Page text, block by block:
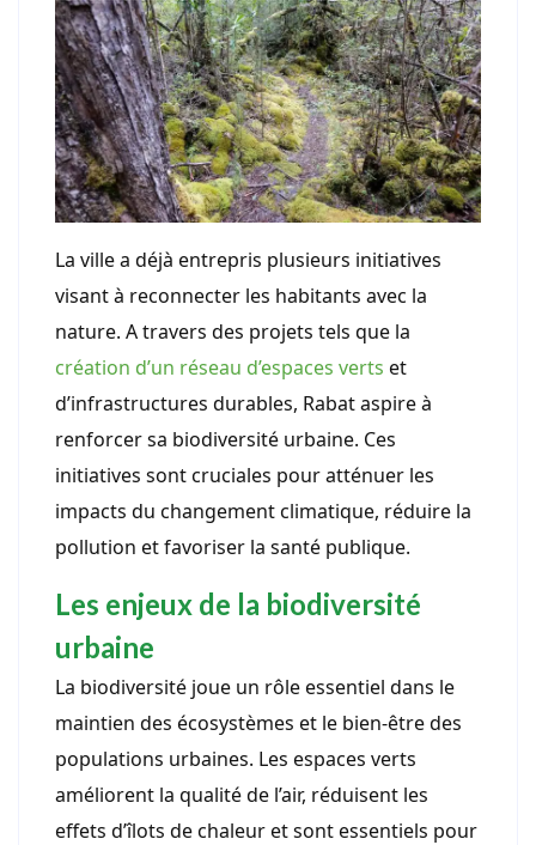
La ville a déjà entrepris plusieurs initiatives
visant à reconnecter les habitants avec la
nature. A travers des projets tels que la
création d’un réseau d’espaces verts et
d’infrastructures durables, Rabat aspire à
renforcer sa biodiversité urbaine. Ces
initiatives sont cruciales pour atténuer les
impacts du changement climatique, réduire la
pollution et favoriser la santé publique.
Les enjeux de la biodiversité
urbaine
La biodiversité joue un rôle essentiel dans le
maintien des écosystèmes et le bien-être des
populations urbaines. Les espaces verts
améliorent la qualité de l’air, réduisent les
effets d’îlots de chaleur et sont essentiels pour